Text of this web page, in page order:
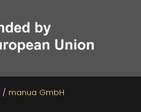
/ manua GmbH